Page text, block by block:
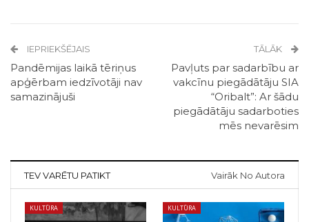
IEPRIEKŠĒJAIS
Pandēmijas laikā tēriņus
apģērbam iedzīvotāji nav
samazinājuši
TĀLĀK
Pavļuts par sadarbību ar
vakcīnu piegādātāju SIA
“Oribalt”: Ar šādu
piegādātāju sadarboties
mēs nevarēsim
TEV VARĒTU PATIKT Vairāk No Autora
KULTŪRA KULTŪRA